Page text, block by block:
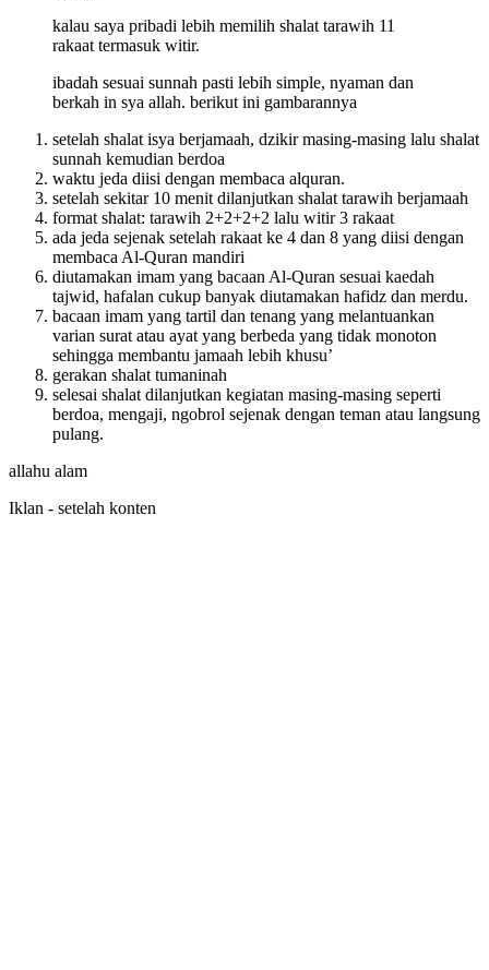
kalau saya pribadi lebih memilih shalat tarawih 11
rakaat termasuk witir.
ibadah sesuai sunnah pasti lebih simple, nyaman dan
berkah in sya allah. berikut ini gambarannya
setelah shalat isya berjamaah, dzikir masing-masing lalu shalat
sunnah kemudian berdoa
waktu jeda diisi dengan membaca alquran.
setelah sekitar 10 menit dilanjutkan shalat tarawih berjamaah
format shalat: tarawih 2+2+2+2 lalu witir 3 rakaat
ada jeda sejenak setelah rakaat ke 4 dan 8 yang diisi dengan
membaca Al-Quran mandiri
diutamakan imam yang bacaan Al-Quran sesuai kaedah
tajwid, hafalan cukup banyak diutamakan hafidz dan merdu.
bacaan imam yang tartil dan tenang yang melantuankan
varian surat atau ayat yang berbeda yang tidak monoton
sehingga membantu jamaah lebih khusu’
gerakan shalat tumaninah
selesai shalat dilanjutkan kegiatan masing-masing seperti
berdoa, mengaji, ngobrol sejenak dengan teman atau langsung
pulang.
allahu alam
Iklan - setelah konten